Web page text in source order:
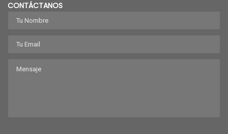
CONTÁCTANOS